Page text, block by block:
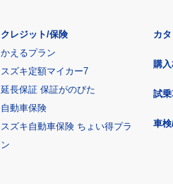
クレジット/保険
かえるプラン
スズキ定額マイカー7
延長保証 保証がのびた
自動車保険
スズキ自動車保険 ちょい得プラ
ン
カ
購
試
車